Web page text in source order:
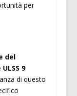
per
del
9
di questo